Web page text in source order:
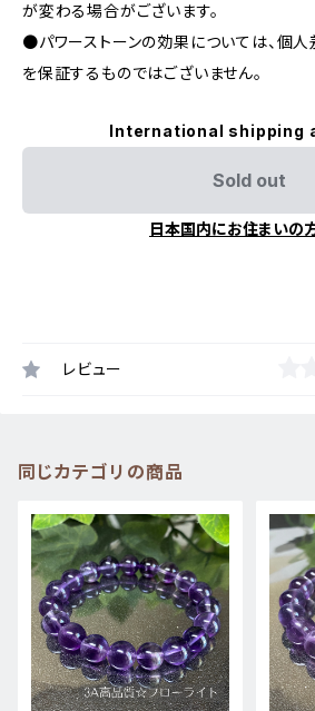
が変わる場合がございます。
●パワーストーンの効果については、個人
を保証するものではございません。
International shipping
Sold out
日本国内にお住まいの
レビュー
同じカテゴリの商品